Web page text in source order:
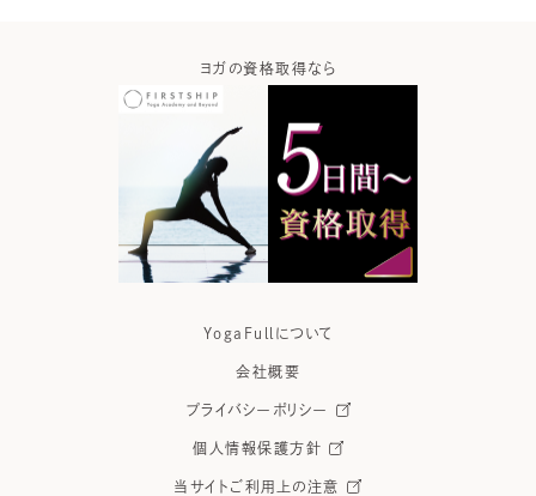
ヨガの資格取得なら
YogaFullについて
会社概要
プライバシーポリシー
個人情報保護方針
当サイトご利用上の注意